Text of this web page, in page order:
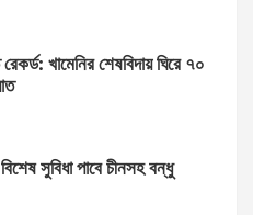
খামেনির শেষবিদায় ঘিরে ৭০
সুবিধা পাবে চীনসহ বন্ধু